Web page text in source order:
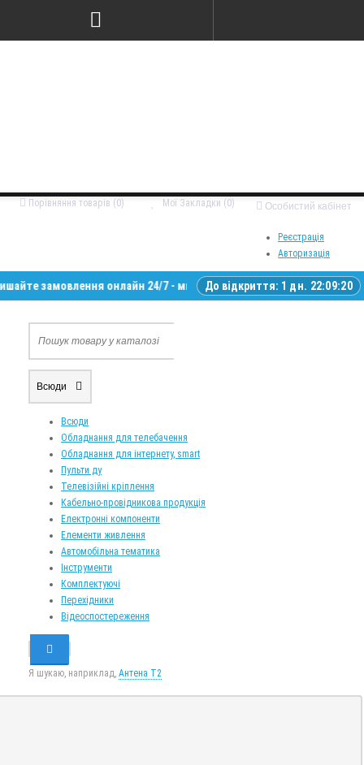
Особистий кабінет
Реєстрація
Авторизація
Мої Закладки (0)
Порівняння товарів (0)
замовлення онлайн 24/7 - ми зв’яжемося з вами у робочий час •
До відкриття: 1 дн. 22:09:19
Всюди
Всюди
Обладнання для телебачення
Обладнання для інтернету, smart
Пульти ду
Телевізійні кріплення
Кабельно-провідникова продукція
Електронні компоненти
Елементи живлення
Автомобільна тематика
Інструменти
Комплектуючі
Перехідники
Відеоспостереження
Я шукаю, наприклад, Антена Т2